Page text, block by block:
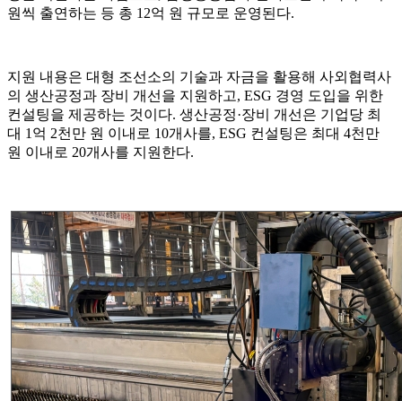
원씩 출연하는 등 총 12억 원 규모로 운영된다.
지원 내용은 대형 조선소의 기술과 자금을 활용해 사외협력사
의 생산공정과 장비 개선을 지원하고, ESG 경영 도입을 위한
컨설팅을 제공하는 것이다. 생산공정·장비 개선은 기업당 최
대 1억 2천만 원 이내로 10개사를, ESG 컨설팅은 최대 4천만
원 이내로 20개사를 지원한다.